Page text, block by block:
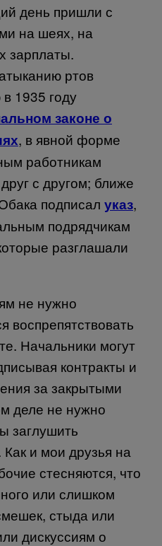
день пришли с
на шеях, на
зарплаты.
ртов
1935 году
законе о
, в явной форме
работникам
с другом; ближе
подписал указ,
подрядчикам
разглашали
не нужно
воспрепятствовать
Начальники могут
контракты и
за закрытыми
деле не нужно
заглушить
и мои друзья на
стесняются, что
или слишком
стыда или
дискуссиям о